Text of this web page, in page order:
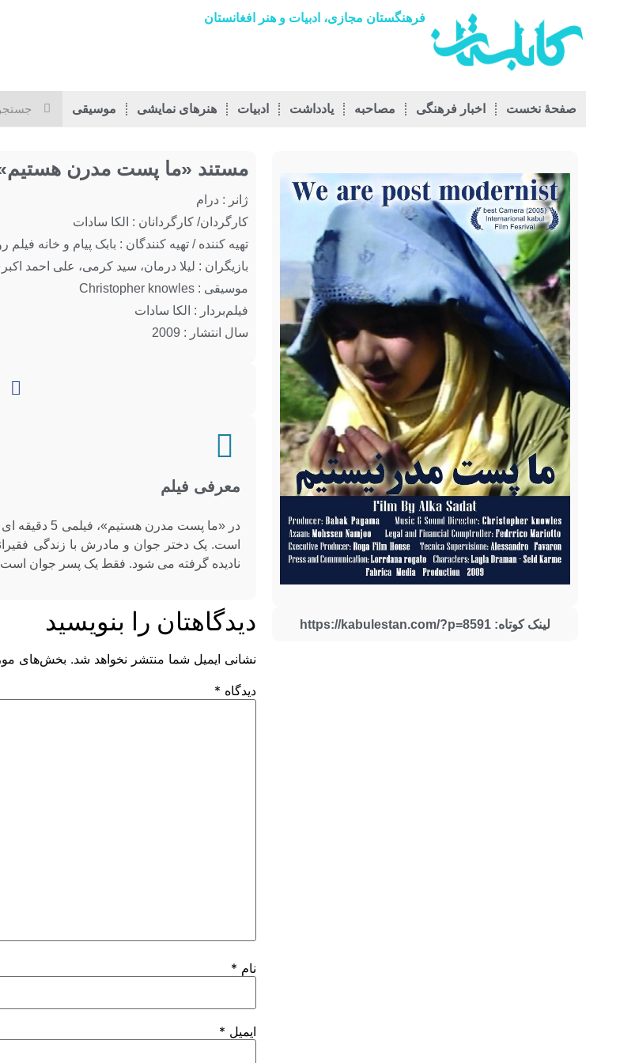
فرهنگستان مجازی، ادبیات و هنر افغانستان
صفحۀ نخست اخبار فرهنگی مصاحبه يادداشت ادبیات هنرهای نمایشی موسیقی
لینک کوتاه: https://kabulestan.com/?p=8591
مستند «ما پست مدرن
ژانر : درام
کارگردان/ کارگردانان : الکا سادات
تهیه کننده / تهیه کنندگان : بابک پیام و خانه فیلم
بازیگران : لیلا درمان، سید کرمی، علی احمد
موسیقی : Christopher knowles
فیلم‌بردار : الکا سادات
سال انتشار : 2009
معرفی فیلم
در «ما پست
است. یک دختر جوان و مادرش با زندگی
نادیده گرفته می شود. فقط یک پسر جوان
دیدگاهتان را بنویسید
نشانی ایمیل شما منتشر نخواهد شد. بخش‌های
دیدگاه *
نام *
ایمیل *